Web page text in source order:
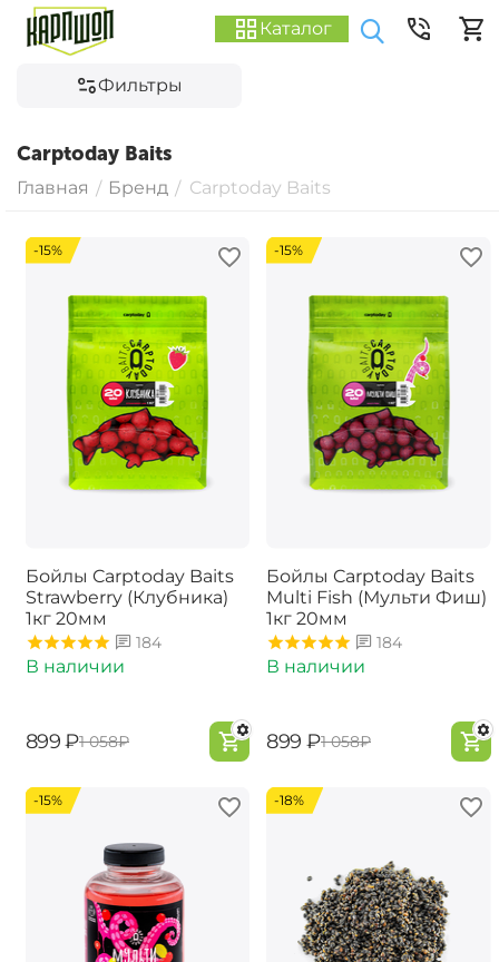
Каталог
Фильтры
Carptoday Baits
Главная / Бренд / Carptoday Baits
-15%
Бойлы Carptoday Baits
Strawberry (Клубника)
1кг 20мм
184
В наличии
‍899‍ ₽‍1 058‍₽
-15%
Бойлы Carptoday Baits
Multi Fish (Мульти Фиш)
1кг 20мм
184
В наличии
‍899‍ ₽‍1 058‍₽
-15% -18%